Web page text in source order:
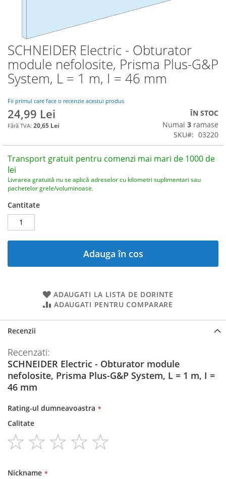
SCHNEIDER Electric - Obturator
module nefolosite, Prisma Plus-G&P
System, L = 1 m, I = 46 mm
Fii primul care face o recenzie acestui produs
24,99 Lei
20,65 Lei
ÎN STOC
Numai 3 ramase
SKU
03220
Transport gratuit pentru comenzi mai mari de 1000 de
lei
Livrarea gratuită nu se aplică adreselor cu kilometri suplimentari sau
pachetelor grele/voluminoase.
Cantitate
Adauga în cos
ADAUGATI LA LISTA DE DORINTE
ADAUGATI PENTRU COMPARARE
Skip
to
the
beginning
the
images
gallery
Recenzii
Recenzati:
SCHNEIDER Electric - Obturator module
nefolosite, Prisma Plus-G&P System, L = 1 m, I =
46 mm
Rating-ul dumneavoastra
Calitate
Nickname